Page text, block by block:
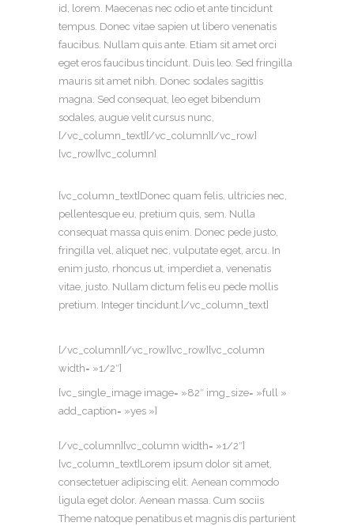
id, lorem. Maecenas nec odio et ante tincidunt
tempus. Donec vitae sapien ut libero venenatis
faucibus. Nullam quis ante. Etiam sit amet orci
eget eros faucibus tincidunt. Duis leo. Sed fringilla
mauris sit amet nibh. Donec sodales sagittis
magna. Sed consequat, leo eget bibendum
sodales, augue velit cursus nunc,
[/vc_column_text][/vc_column][/vc_row]
[vc_row][vc_column]
[vc_column_text]Donec quam felis, ultricies nec,
pellentesque eu, pretium quis, sem. Nulla
consequat massa quis enim. Donec pede justo,
fringilla vel, aliquet nec, vulputate eget, arcu. In
enim justo, rhoncus ut, imperdiet a, venenatis
vitae, justo. Nullam dictum felis eu pede mollis
pretium. Integer tincidunt.[/vc_column_text]
[/vc_column][/vc_row][vc_row][vc_column
width= »1/2″]
[vc_single_image image= »82″ img_size= »full »
add_caption= »yes »]
[/vc_column][vc_column width= »1/2″]
[vc_column_text]Lorem ipsum dolor sit amet,
consectetuer adipiscing elit. Aenean commodo
ligula eget dolor. Aenean massa. Cum sociis
Theme natoque penatibus et magnis dis parturient